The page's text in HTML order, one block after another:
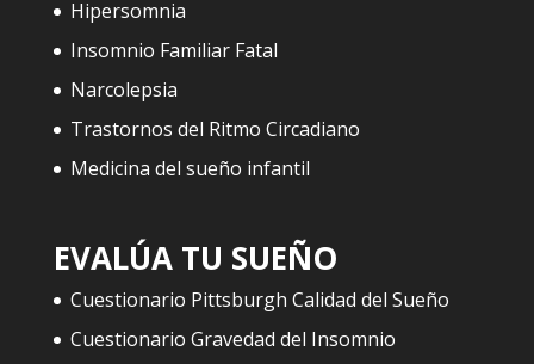
Hipersomnia
Insomnio Familiar Fatal
Narcolepsia
Trastornos del Ritmo Circadiano
Medicina del sueño infantil
EVALÚA TU SUEÑO
Cuestionario Pittsburgh Calidad del Sueño
Cuestionario Gravedad del Insomnio